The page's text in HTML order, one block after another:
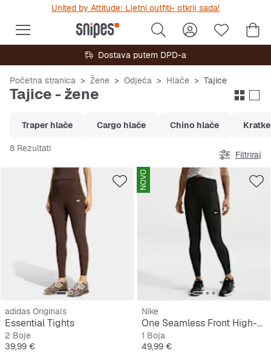
United by Attitude: Ljetni outfiti- otkrij sada!
Dostava putem DPD-a
Početna stranica Žene Odjeća Hlače Tajice
Tajice - žene
Traper hlače Cargo hlače Chino hlače
8 Rezultati
Filtriraj
adidas Originals
Essential Tights
2 Boje
Cijena
39,99 €
NOVO
Nike
One Seamless Front High-Waisted Full-Length Leggings
1 Boja
Cijena
49,99 €